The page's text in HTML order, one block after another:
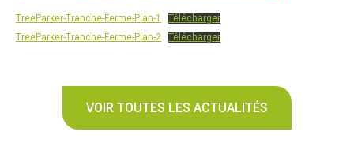
TreeParker-Tranche-Ferme-Plan-1
Télécharger
TreeParker-Tranche-Ferme-Plan-2
Télécharger
VOIR TOUTES LES ACTUALITÉS